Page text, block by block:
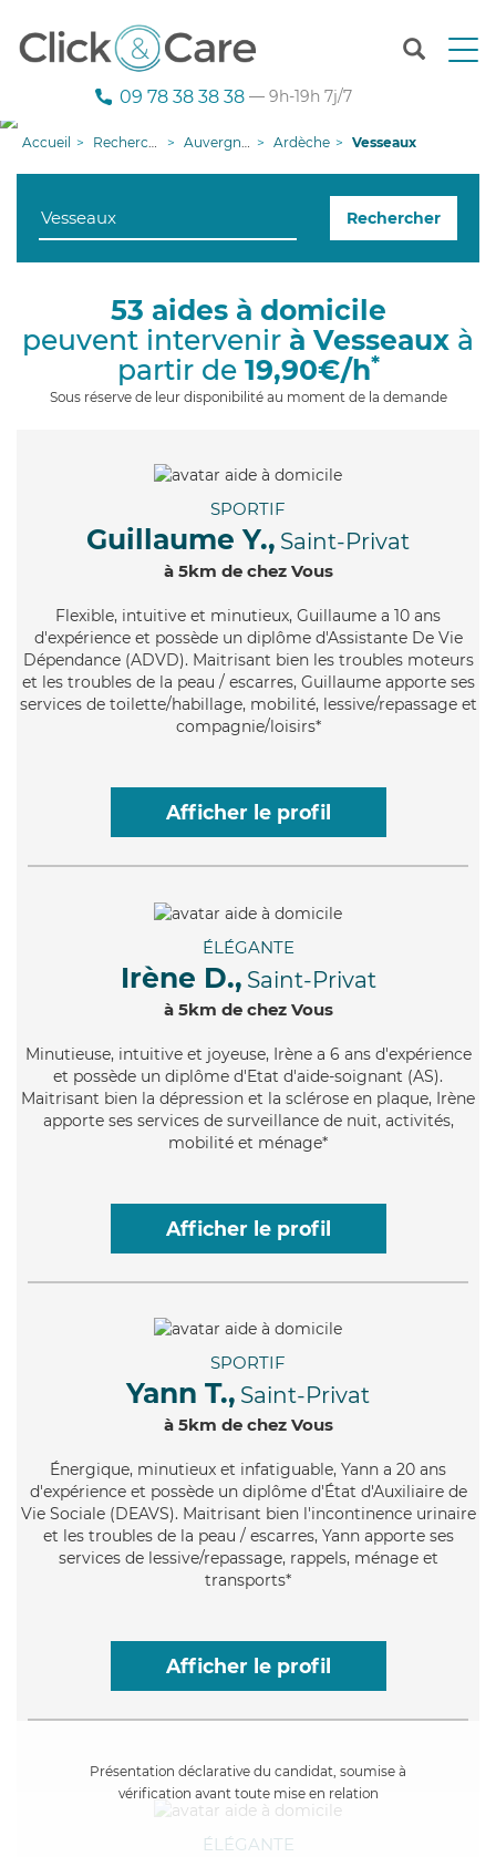
T
n
g
i
09 78 38 38 38 — 9h-19h 7j/7
Accueil Recherche aide à domicile Auvergne-Rhône-Alpes Ardèche Vesseaux
Rechercher
53 aides à domicile
peuvent intervenir à Vesseaux à
partir de 19,90€/h*
Sous réserve de leur disponibilité au moment de la demande
SPORTIF
Guillaume Y., Saint-Privat
à 5km de chez Vous
Flexible, intuitive et minutieux, Guillaume a 10 ans
d'expérience et possède un diplôme d'Assistante De Vie
Dépendance (ADVD). Maitrisant bien les troubles moteurs
et les troubles de la peau / escarres, Guillaume apporte ses
services de toilette/habillage, mobilité, lessive/repassage et
compagnie/loisirs*
Afficher le profil
ÉLÉGANTE
Irène D., Saint-Privat
à 5km de chez Vous
Minutieuse, intuitive et joyeuse, Irène a 6 ans d'expérience
et possède un diplôme d'Etat d'aide-soignant (AS).
Maitrisant bien la dépression et la sclérose en plaque, Irène
apporte ses services de surveillance de nuit, activités,
mobilité et ménage*
Afficher le profil
SPORTIF
Yann T., Saint-Privat
à 5km de chez Vous
Énergique, minutieux et infatiguable, Yann a 20 ans
d'expérience et possède un diplôme d'État d'Auxiliaire de
Vie Sociale (DEAVS). Maitrisant bien l'incontinence urinaire
et les troubles de la peau / escarres, Yann apporte ses
services de lessive/repassage, rappels, ménage et
transports*
Afficher le profil
Présentation déclarative du candidat, soumise à
vérification avant toute mise en relation
ÉLÉGANTE